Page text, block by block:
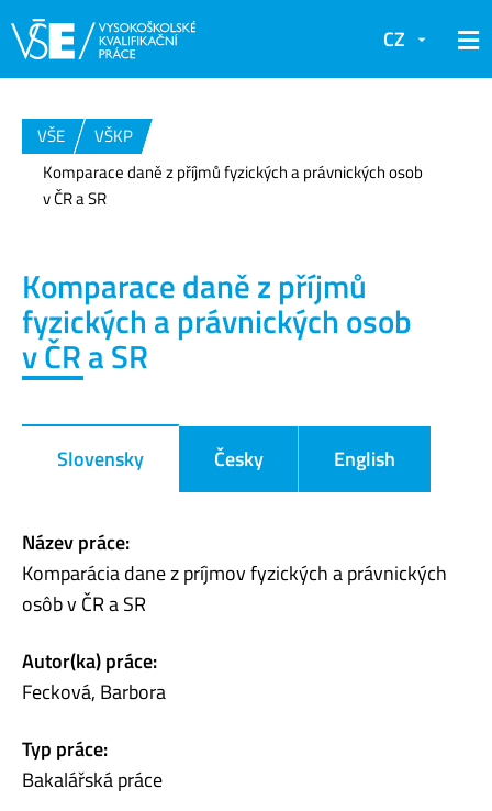
CZ
VŠE
VŠKP
Komparace daně z příjmů fyzických a právnických osob
v ČR a SR
Komparace daně z příjmů
fyzických a právnických osob
v ČR a SR
Slovensky Česky English
Název práce:
Komparácia dane z príjmov fyzických a právnických
osôb v ČR a SR
Autor(ka) práce:
Fecková, Barbora
Typ práce:
Bakalářská práce